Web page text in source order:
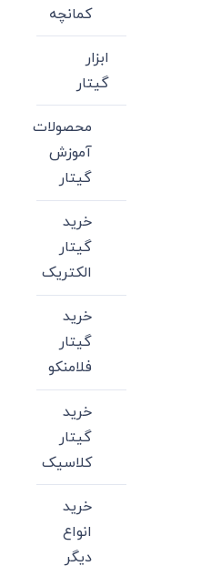
کمانچه
ابزار
گیتار
محصولات
آموزش
گیتار
خرید
گیتار
الکتریک
خرید
گیتار
فلامنکو
خرید
گیتار
کلاسیک
خرید
انواع
دیگر